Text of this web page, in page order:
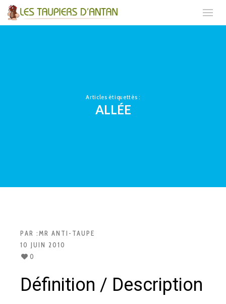
Articles étiquettés :
ALLÉE
PAR :MR ANTI-TAUPE
10 JUIN 2010
0
Définition / Description